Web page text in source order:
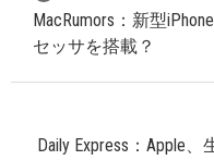
MacRumors：新型
セッサを搭載？
Daily Express：Apple